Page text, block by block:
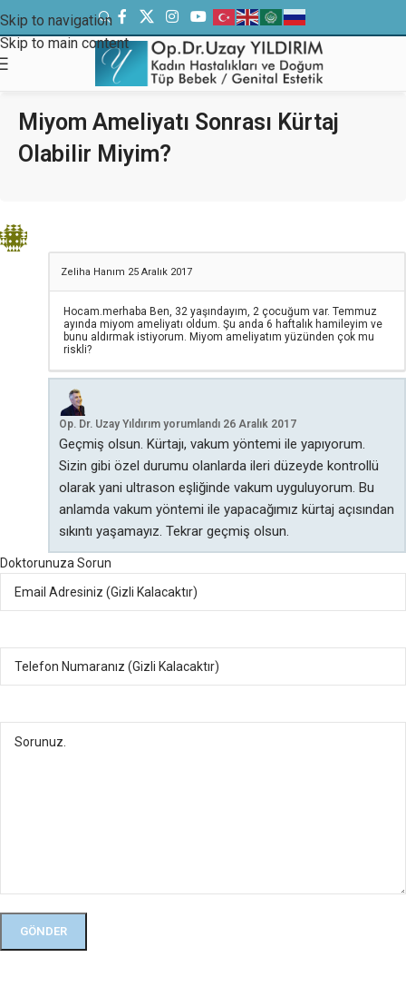
Skip to navigation
Skip to main content
Miyom Ameliyatı Sonrası Kürtaj
Olabilir Miyim?
Zeliha Hanım 25 Aralık 2017
Hocam.merhaba Ben, 32 yaşındayım, 2 çocuğum var. Temmuz
ayında miyom ameliyatı oldum. Şu anda 6 haftalık hamileyim ve
bunu aldırmak istiyorum. Miyom ameliyatım yüzünden çok mu
riskli?
Op. Dr. Uzay Yıldırım yorumlandı 26 Aralık 2017
Geçmiş olsun. Kürtajı, vakum yöntemi ile yapıyorum.
Sizin gibi özel durumu olanlarda ileri düzeyde kontrollü
olarak yani ultrason eşliğinde vakum uyguluyorum. Bu
anlamda vakum yöntemi ile yapacağımız kürtaj açısından
sıkıntı yaşamayız. Tekrar geçmiş olsun.
Doktorunuza Sorun